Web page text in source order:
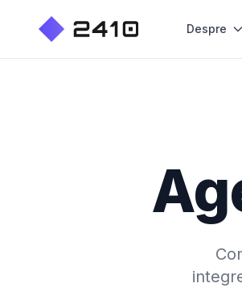
Despre